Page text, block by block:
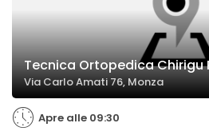
Tecnica Ortopedica Chirigu
Via Carlo Amati 76, Monza
Apre alle 09:30